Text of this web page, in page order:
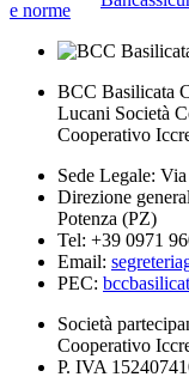
e norme
BCC Basilicata
Lucani Società
Cooperativo
Sede Legale:
Direzione
Potenza (PZ)
Tel: +39 0971
Email:
PEC:
Società
Cooperativo
P. IVA